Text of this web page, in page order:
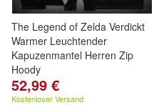
The Legend of Zelda Verdickt
Warmer Leuchtender
Kapuzenmantel Herren Zip
Hoody
52,99 €
Kostenloser Versand